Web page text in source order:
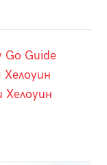
Go Guide
Хелоуин
Хелоуин